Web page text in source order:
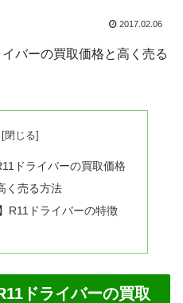
2017.02.06
バーの買取価格と高く売る
ドライバーの買取価格
く売る方法
R11ドライバーの特徴
ドライバーの買取